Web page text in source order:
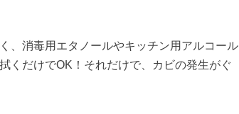
、消毒用エタノールやキッチン用アルコール
くだけでOK！それだけで、カビの発生がぐ